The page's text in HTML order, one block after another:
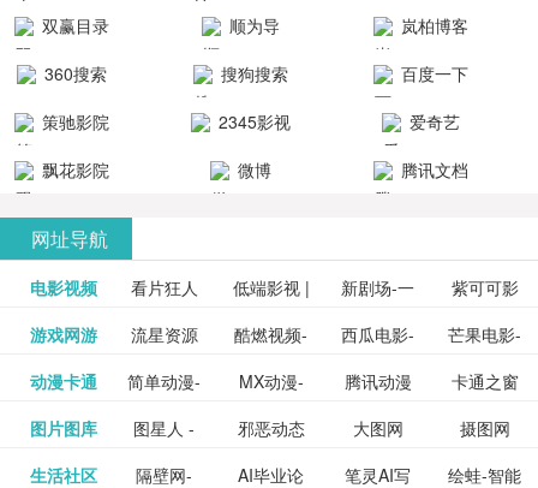
剧片、爱情
片、搞笑片
等全新电
影，是影
合破解游
戏、整合安
卓破解软件
分享与下
载！旨在打
件共享站、
资源
生物科技有
科技有限公
网
双赢目录
顺为导
航-办公运营
岚柏博客
360搜索
搜狗搜索
百度一下
策驰影院
2345影视
大全
爱奇艺
VIP会员
飘花影院
微博 腾讯文档
网址导航
电影视频 看片狂人 低端影视 |
免费高清
在线电影
新剧场-一
个网盘资
源分享小
紫可可影
视-紫可可,
免费提供
泡剧网_最
新电视剧
免费在线
更多>>
游戏网游 流星资源
网-流星蝴
蝶剑官网
酷燃视频-
致力于打
造中国领
西瓜电影-
西瓜视频
网站电影
芒果电影-
芒果TV网
站电影频
豆瓣电影-
豆瓣电影
更多>>
动漫卡通 简单动漫-
日本动画
MX动漫-
最新最全
腾讯动漫
频道
卡通之窗
三毛漫画
网
更多>>
图片图库 图星人 -
设计图片
邪恶动态
图片大全
大图网
摄图网
图行天下
更多>>
生活社区 隔壁网- AI毕业论 笔灵AI写 绘蛙-智能